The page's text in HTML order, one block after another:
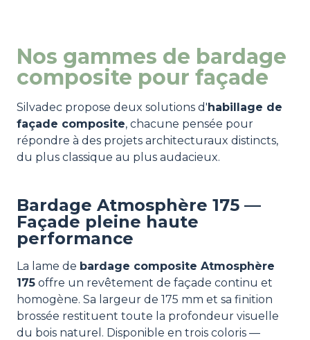
Nos gammes de bardage
composite pour façade
Silvadec propose deux solutions d'habillage de
façade composite, chacune pensée pour
répondre à des projets architecturaux distincts,
du plus classique au plus audacieux.
Bardage Atmosphère 175 —
Façade pleine haute
performance
La lame de bardage composite Atmosphère
175 offre un revêtement de façade continu et
homogène. Sa largeur de 175 mm et sa finition
brossée restituent toute la profondeur visuelle
du bois naturel. Disponible en trois coloris —